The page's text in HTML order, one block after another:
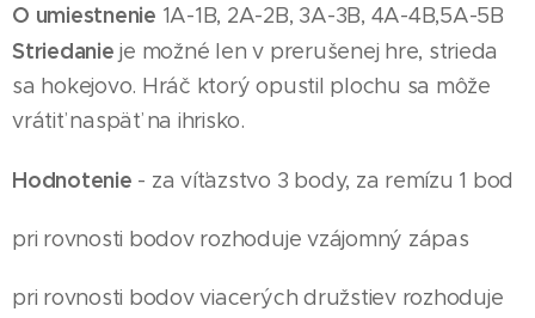
O umiestnenie 1A-1B, 2A-2B, 3A-3B, 4A-4B,5A-5B
Striedanieje možné len v prerušenej hre, strieda
sa hokejovo. Hráč ktorý opustil plochu sa môže
vrátiť naspäť na ihrisko.
Hodnotenie - za víťazstvo 3 body, za remízu 1 bod
pri rovnosti bodov rozhoduje vzájomný zápas
pri rovnosti bodov viacerých družstiev rozhoduje